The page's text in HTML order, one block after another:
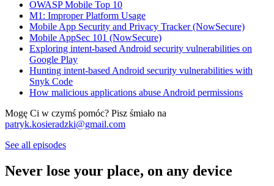
OWASP Mobile Top 10
M1: Improper Platform Usage
Mobile App Security and Privacy Tracker (NowSecure)
Mobile AppSec 101 (NowSecure)
Exploring intent-based Android security vulnerabilities on
Google Play
Hunting intent-based Android security vulnerabilities with
Snyk Code
How malicious applications abuse Android permissions
Mogę Ci w czymś pomóc? Pisz śmiało na
patryk.kosieradzki@gmail.com
See all episodes
Never lose your place, on any device